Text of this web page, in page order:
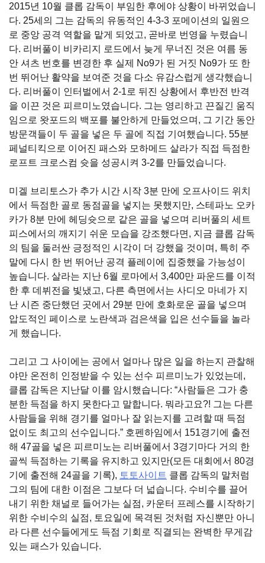
2015년 10월 클롭 감독이 부임한 후에야 상황이 바뀌었습니
다. 25세의 그는 감독의 유동적인 4-3-3 포메이션의 일원으
로 중앙 공격 역할을 맡게 되었고, 곧바로 번영을 누렸습니
다. 리버풀이 비카리지 로드에서 늦게 무너진 것은 여름 동
안 셔츠 번호를 변경한 후 실제 No9가 된 거짓 No9가 또 한
번 뛰어난 활약을 보여준 것을 다소 유감스럽게 생각했습니
다. 리버풀이 인터벌에서 2-1로 뒤진 상황에서 후반전 반격
을 이끈 것은 피르미노였습니다. 그는 영리하고 끈질긴 움직
임으로 왓포드의 백포를 불안하게 만들었으며, 그 기간 동안
방문객들이 두 골을 넣은 두 골에 직접 기여했습니다. 55분
페널티킥으로 이어진 패스와 모하메드 살라가 직접 득점한
로프트 크로스컴 슛을 성공시켜 3-2를 만들었습니다.
미겔 브리토스가 추가 시간 시작 3분 만에 오프사이드 위치
에서 득점한 골로 동점골을 넣지는 못했지만, 스테파노 오카
카가 8분 만에 헤딩슛으로 같은 골을 넣으며 리버풀의 세트
피스에서의 깨지기 쉬운 모습을 강조했다면, 지금 클롭 감독
의 팀을 둘러싼 긍정적인 시각이 더 강했을 것이며, 특히 주
말에 다시 한 번 뛰어난 공격 플레이에 집중했을 가능성이
높습니다. 살라는 지난 6월 로마에서 3,400만 파운드를 이적
한 후 데뷔전을 빛냈고, 다른 측면에서는 사디오 마네가 지
난 시즌 중단했던 곳에서 29분 만에 호화로운 골을 넣으며
압도적인 페이스로 노란색과 검은색을 입은 선수들을 놀라
게 했습니다.
그리고 그 사이에는 공에서 얼마나 많은 일을 하는지 관찰해
야만 온전히 인정받을 수 있는 선수 피르미노가 있었는데,
클롭 감독은 지난달 이를 암시했습니다: “사람들은 그가 충
분한 득점을 하지 못한다고 말합니다. 뭐라고요?! 그는 다른
사람들을 위해 경기를 얼마나 잘 읽는지를 고려할 때 득점
없이도 최고의 선수입니다.” 호펜하임에서 151경기에 출전
해 47골을 넣은 피르미노는 리버풀에서 3경기마다 거의 한
골씩 득점하는 기록을 유지하고 있지만(모든 대회에서 80경
기에 출전해 24골을 기록), 토토사이트 클롭 감독의 말처럼
그의 팀에 대한 이점은 그보다 더 넓습니다. 수비수를 끌어
내기 위한 채널로 들어가는 실점, 카운터 프레스를 시작하기
위한 수비수의 실점, 토요일에 목격된 것처럼 자신뿐만 아니
라 다른 선수들에게도 득점 기회로 직결되는 완벽한 무게감
있는 패스가 있습니다.